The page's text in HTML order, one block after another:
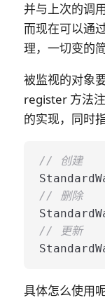
并与上次的调
而现在可以通
理，一切变的
被监视的对象
register 方法
的实现，同时
// 创建
// 删除
// 更新
具体怎么使用